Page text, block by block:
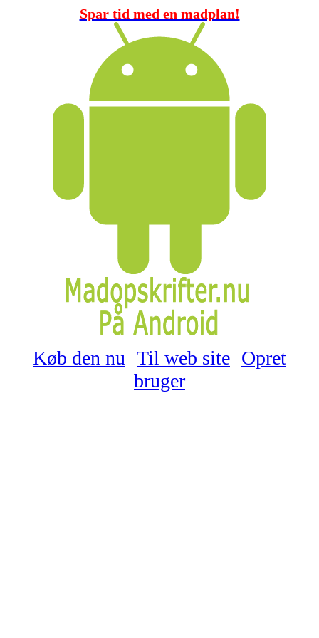
Spar tid med en madplan!
Køb den nu Til web site Opret
bruger